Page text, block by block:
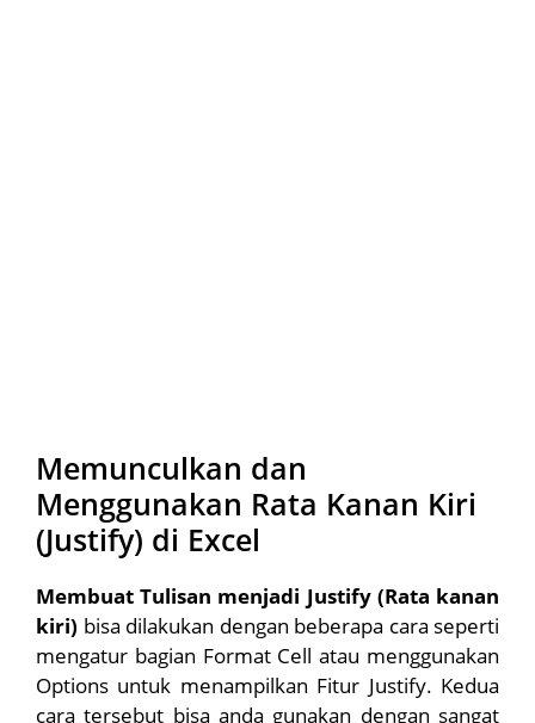
Memunculkan dan
Menggunakan Rata Kanan Kiri
(Justify) di Excel
Membuat Tulisan menjadi Justify (Rata kanan
kiri) bisa dilakukan dengan beberapa cara seperti
mengatur bagian Format Cell atau menggunakan
Options untuk menampilkan Fitur Justify. Kedua
cara tersebut bisa anda gunakan dengan sangat